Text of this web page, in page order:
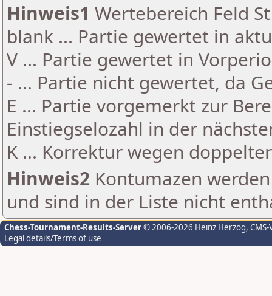
Hinweis1 Wertebereich Feld
blank ... Partie gewertet in
V ... Partie gewertet in
- ... Partie nicht gewertet, da
E ... Partie vorgemerkt zur
Einstiegselozahl in der
K ... Korrektur wegen
Hinweis2 Kontumazen
und sind in der Liste nicht
Chess-Tournament-Results-Server© 2006-2026 Heinz Herzog,
Legal details/Terms of use